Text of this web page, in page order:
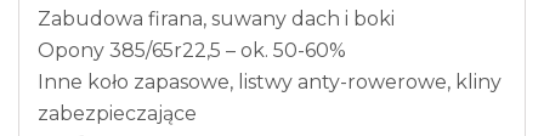
Zabudowa firana, suwany dach i boki
Opony 385/65r22,5 – ok. 50-60%
Inne koło zapasowe, listwy anty-rowerowe, kliny
zabezpieczające